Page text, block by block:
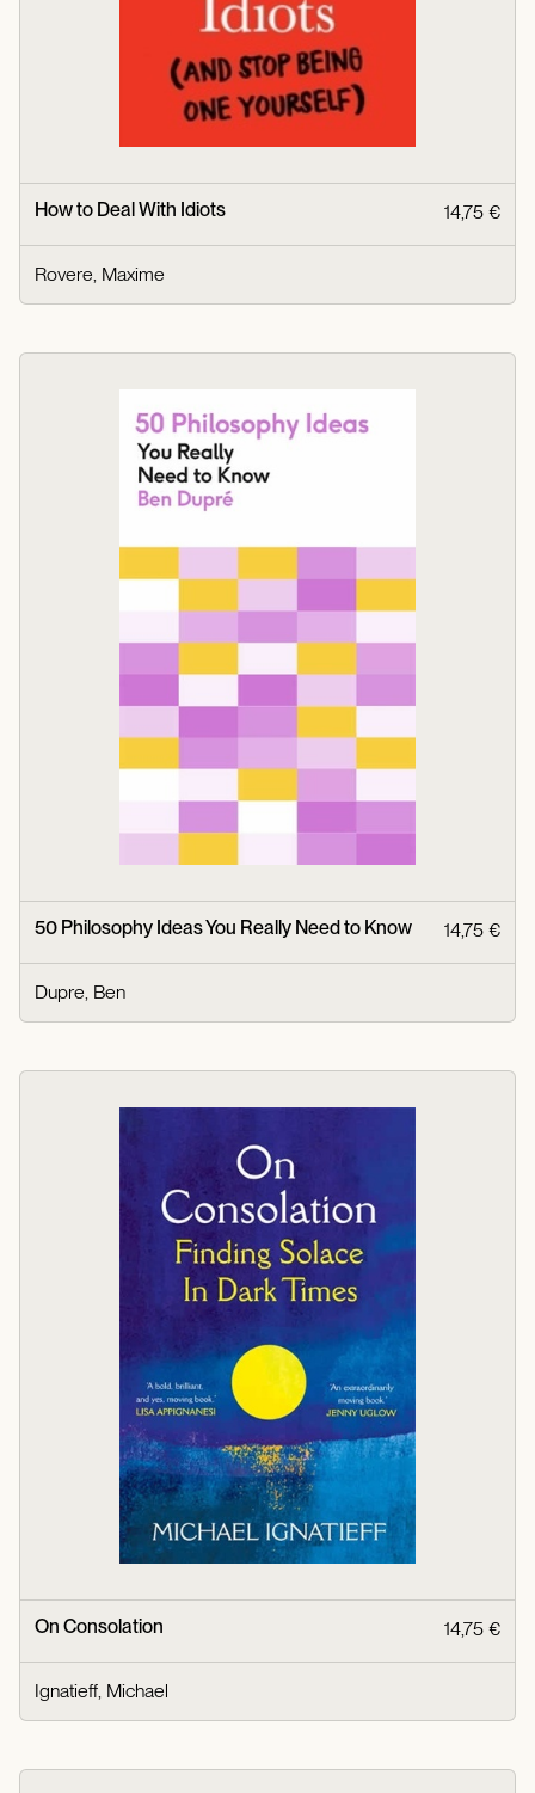
How to Deal With Idiots 14,75 €
Rovere, Maxime
50 Philosophy Ideas You Really Need to Know 14,75 €
Dupre, Ben
On Consolation 14,75 €
Ignatieff, Michael